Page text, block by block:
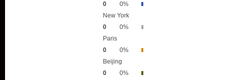
0
0%
New York
0
0%
Paris
0
0%
Beijing
0
0%